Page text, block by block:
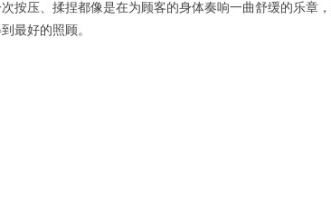
按压、揉捏都像是在为顾客的身体奏响一曲舒缓的乐章
最好的照顾。